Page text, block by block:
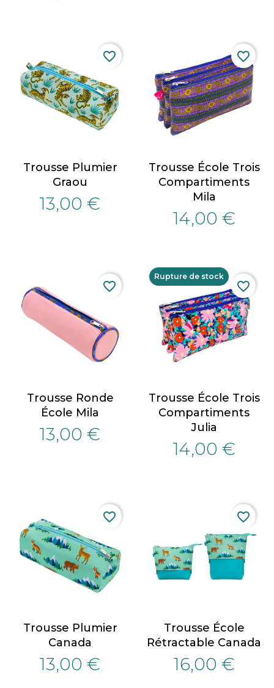
Trousse Plumier
Graou
13,00 €
favorite_border
Trousse École Trois
Compartiments
Mila
14,00 €
favorite_border
Trousse Ronde
École Mila
13,00 €
favorite_border
Trousse École Trois
Compartiments
Julia
14,00 €
Rupture de stock
favorite_border
Trousse Plumier
Canada
13,00 €
favorite_border
Trousse École
Rétractable Canada
16,00 €
favorite_border